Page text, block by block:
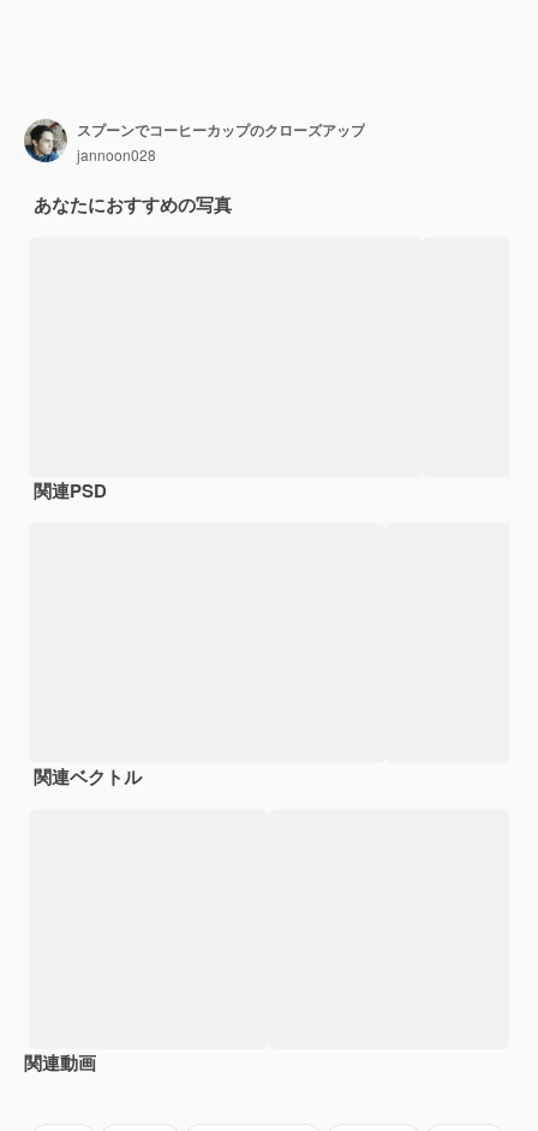
スプーンでコーヒーカップのクローズアップ
jannoon028
あなたにおすすめの写真
関連PSD
関連ベクトル
関連動画